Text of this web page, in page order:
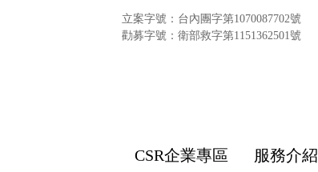
立案字號：台內團字第1070087702號
勸募字號：衛部救字第1151362501號
CSR企業專區 服務介紹